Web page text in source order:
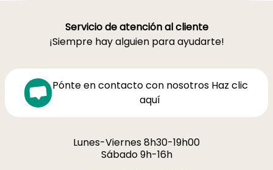
Servicio de atención al cliente
¡Siempre hay alguien para ayudarte!
Pónte en contacto con nosotros Haz clic
aquí
Lunes-Viernes 8h30-19h00
Sábado 9h-16h